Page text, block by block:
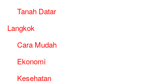
Tanah Datar
Langkok
Cara Mudah
Ekonomi
Kesehatan